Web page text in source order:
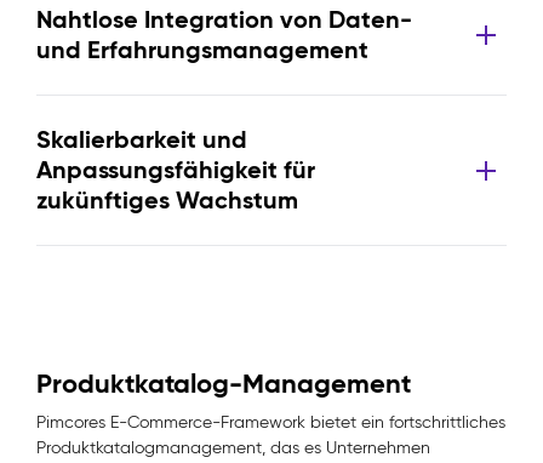
Nahtlose Integration von Daten-
und Erfahrungsmanagement
Skalierbarkeit und
Anpassungsfähigkeit für
zukünftiges Wachstum
Produktkatalog-Management
Pimcores E-Commerce-Framework bietet ein fortschrittliches
Produktkatalogmanagement, das es Unternehmen